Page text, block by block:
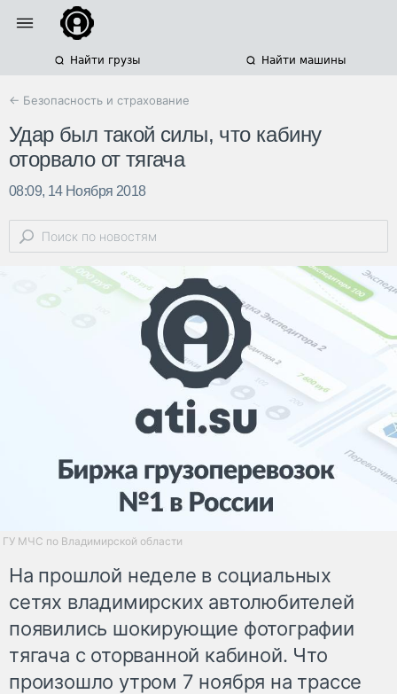
Найти грузы Найти машины
← Безопасность и страхование
Удар был такой силы, что кабину
оторвало от тягача
08:09, 14 Ноября 2018
ГУ МЧС по Владимирской области
На прошлой неделе в социальных
сетях владимирских автолюбителей
появились шокирующие фотографии
тягача с оторванной кабиной. Что
произошло утром 7 ноября на трассе